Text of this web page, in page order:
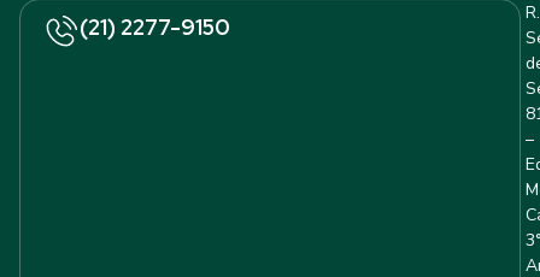
(21) 2277-9150
R.
–